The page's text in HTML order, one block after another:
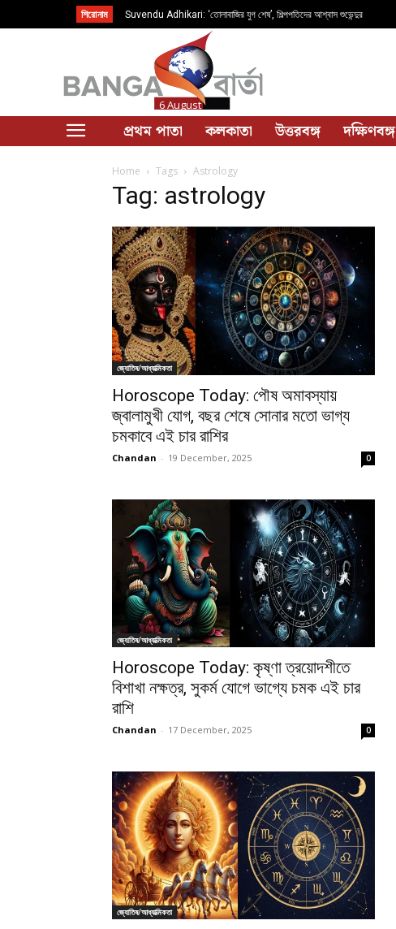
শিরোনাম Suvendu Adhikari: ‘তোলাবাজির যুগ শেষ’, শিল্পপতিদের আশ্বাস শুভেন্দুর
6 August
প্রথম পাতা কলকাতা উত্তরবঙ্গ দক্ষিণবঙ্গ
Home Tags Astrology
Tag: astrology
জ্যোতিষ/আধ্যাত্মিকতা
Horoscope Today: পৌষ অমাবস্যায়
জ্বালামুখী যোগ, বছর শেষে সোনার মতো ভাগ্য
চমকাবে এই চার রাশির
Chandan - 19 December, 2025 0
জ্যোতিষ/আধ্যাত্মিকতা
Horoscope Today: কৃষ্ণা ত্রয়োদশীতে
বিশাখা নক্ষত্র, সুকর্ম যোগে ভাগ্যে চমক এই চার
রাশি
Chandan - 17 December, 2025 0
জ্যোতিষ/আধ্যাত্মিকতা